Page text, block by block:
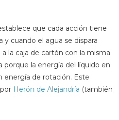
que cada acción tiene
y cuando el agua se dispara
la caja de cartón con la misma
porque la energía del líquido en
de rotación. Este
Herón de Alejandría (también